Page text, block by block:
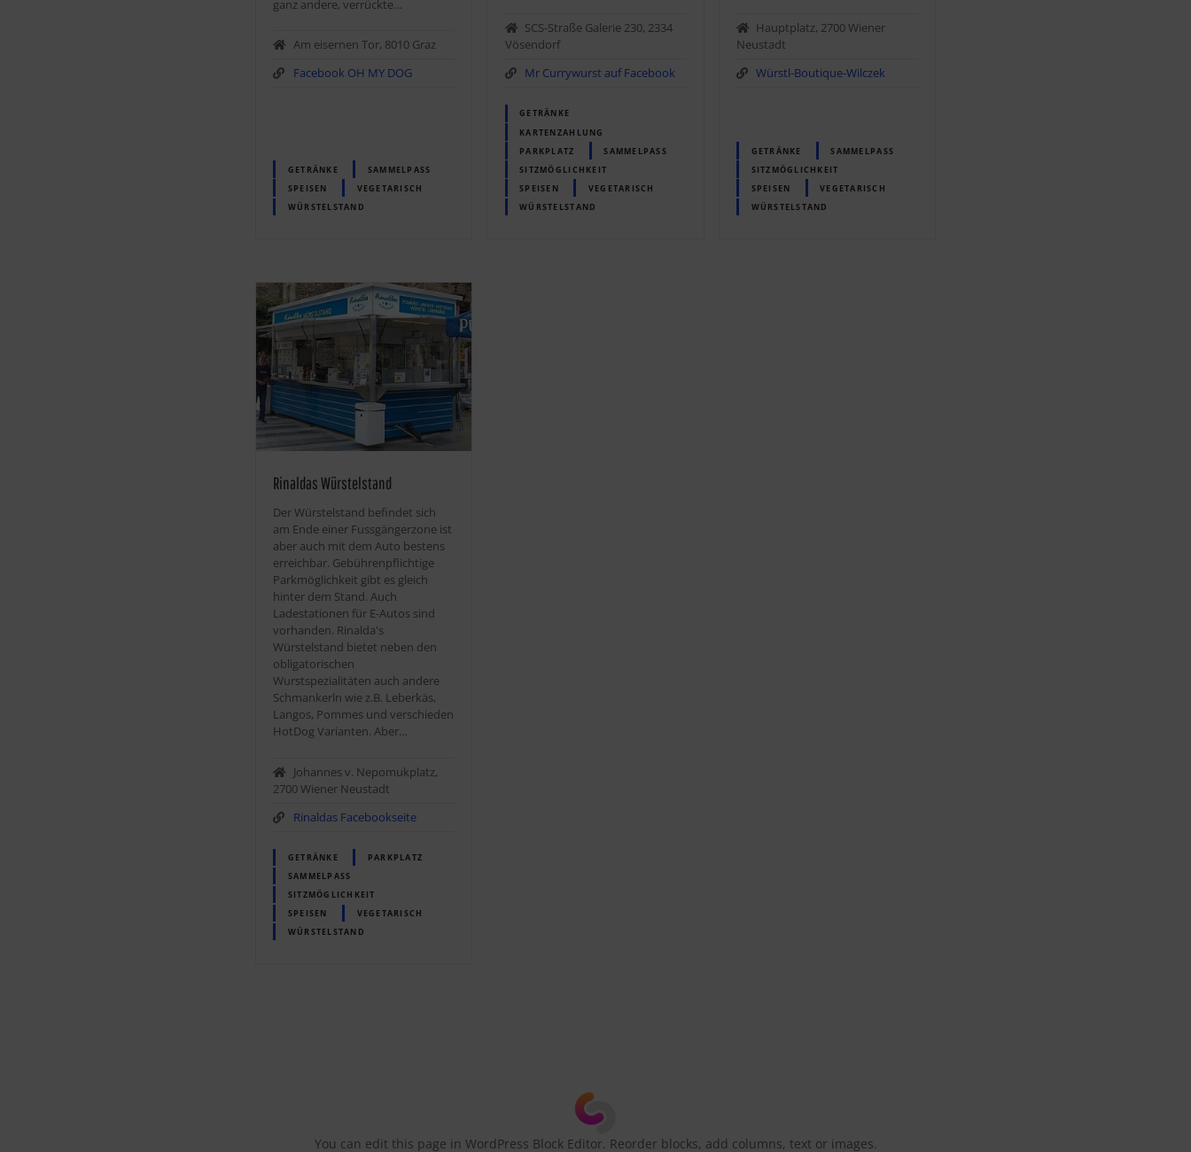
ganz andere, verrückte…
Am eisernen Tor, 8010 Graz
Facebook OH MY DOG
GETRÄNKE
SAMMELPASS
SPEISEN
VEGETARISCH
WÜRSTELSTAND
SCS-Straße Galerie 230, 2334
Vösendorf
Mr Currywurst auf Facebook
GETRÄNKE
KARTENZAHLUNG
PARKPLATZ
SAMMELPASS
SITZMÖGLICHKEIT
SPEISEN
VEGETARISCH
WÜRSTELSTAND
Hauptplatz, 2700 Wiener
Neustadt
Würstl-Boutique-Wilczek
GETRÄNKE
SAMMELPASS
SITZMÖGLICHKEIT
SPEISEN
VEGETARISCH
WÜRSTELSTAND
Rinaldas Würstelstand
Der Würstelstand befindet sich
am Ende einer Fussgängerzone ist
aber auch mit dem Auto bestens
erreichbar. Gebührenpflichtige
Parkmöglichkeit gibt es gleich
hinter dem Stand. Auch
Ladestationen für E-Autos sind
vorhanden. Rinalda's
Würstelstand bietet neben den
obligatorischen
Wurstspezialitäten auch andere
Schmankerln wie z.B. Leberkäs,
Langos, Pommes und verschieden
HotDog Varianten. Aber…
Johannes v. Nepomukplatz,
2700 Wiener Neustadt
Rinaldas Facebookseite
GETRÄNKE
PARKPLATZ
SAMMELPASS
SITZMÖGLICHKEIT
SPEISEN
VEGETARISCH
WÜRSTELSTAND
You can edit this page in WordPress Block Editor. Reorder blocks, add columns, text or images.